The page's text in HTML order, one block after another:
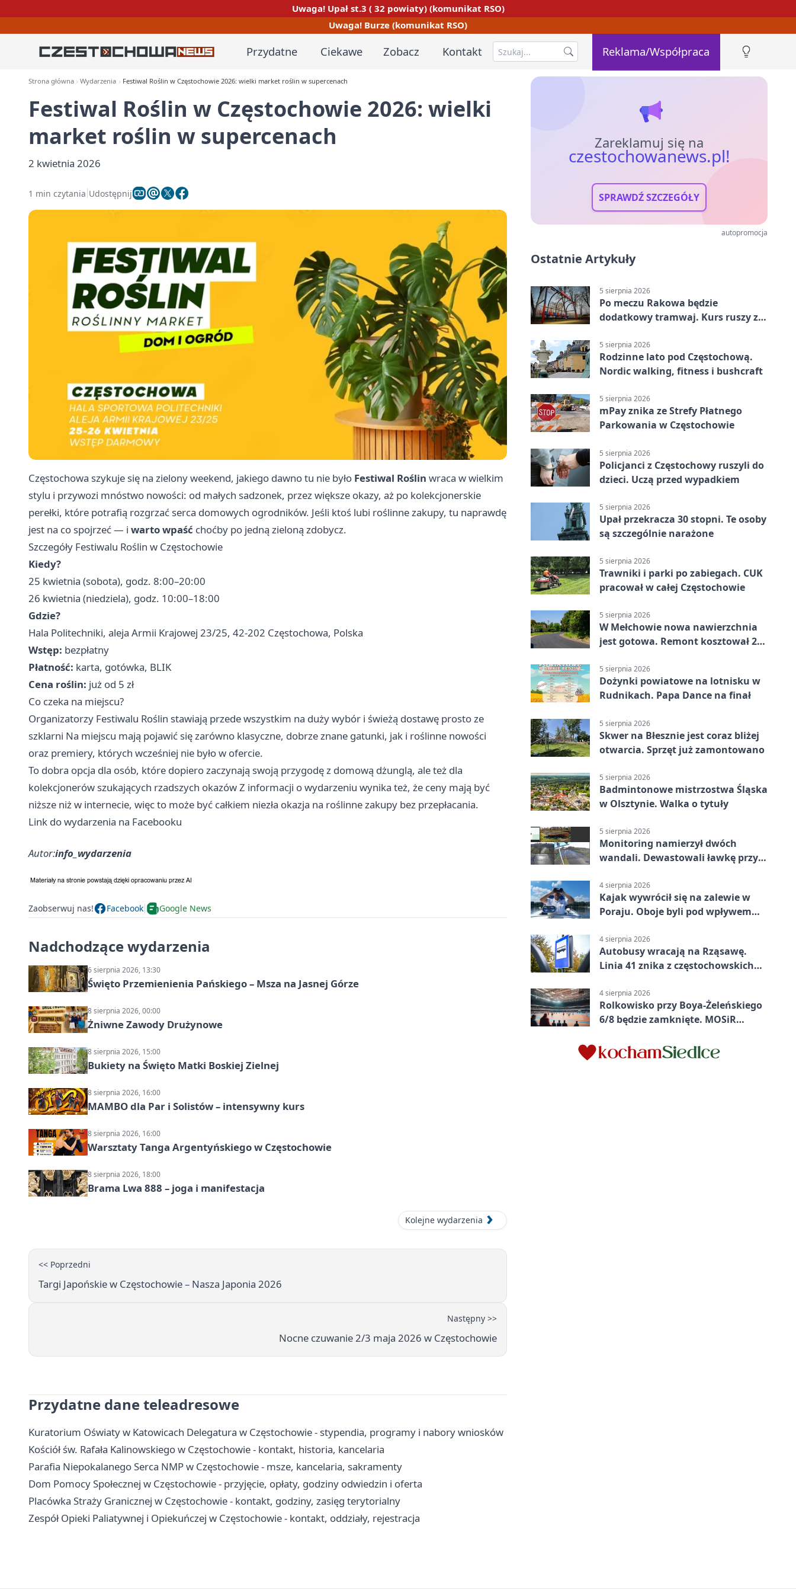
Uwaga! Upał st.3 ( 32 powiaty) (komunikat RSO)
Uwaga! Burze (komunikat RSO)
Przydatne Ciekawe Zobacz Kontakt Reklama/Współpraca
Strona główna Wydarzenia Festiwal Roślin w Częstochowie 2026: wielki market roślin w supercenach
Festiwal Roślin w Częstochowie 2026: wielki
market roślin w supercenach
2 kwietnia 2026
1 min czytania Udostępnij
Częstochowa szykuje się na zielony weekend, jakiego dawno tu nie było Festiwal Roślin wraca w wielkim
stylu i przywozi mnóstwo nowości: od małych sadzonek, przez większe okazy, aż po kolekcjonerskie
perełki, które potrafią rozgrzać serca domowych ogrodników. Jeśli ktoś lubi roślinne zakupy, tu naprawdę
jest na co spojrzeć — i warto wpaść choćby po jedną zieloną zdobycz.
Szczegóły Festiwalu Roślin w Częstochowie
Kiedy?
25 kwietnia (sobota), godz. 8:00–20:00
26 kwietnia (niedziela), godz. 10:00–18:00
Gdzie?
Hala Politechniki, aleja Armii Krajowej 23/25, 42-202 Częstochowa, Polska
Wstęp: bezpłatny
Płatność: karta, gotówka, BLIK
Cena roślin: już od 5 zł
Co czeka na miejscu?
Organizatorzy Festiwalu Roślin stawiają przede wszystkim na duży wybór i świeżą dostawę prosto ze
szklarni Na miejscu mają pojawić się zarówno klasyczne, dobrze znane gatunki, jak i roślinne nowości
oraz premiery, których wcześniej nie było w ofercie.
To dobra opcja dla osób, które dopiero zaczynają swoją przygodę z domową dżunglą, ale też dla
kolekcjonerów szukających rzadszych okazów Z informacji o wydarzeniu wynika też, że ceny mają być
niższe niż w internecie, więc to może być całkiem niezła okazja na roślinne zakupy bez przepłacania.
Link do wydarzenia na Facebooku
Autor:info_wydarzenia
Zaobserwuj nas! Facebook Google News
Nadchodzące wydarzenia
6 sierpnia 2026, 13:30
Święto Przemienienia Pańskiego – Msza na Jasnej Górze
8 sierpnia 2026, 00:00
Żniwne Zawody Drużynowe
8 sierpnia 2026, 15:00
Bukiety na Święto Matki Boskiej Zielnej
8 sierpnia 2026, 16:00
MAMBO dla Par i Solistów – intensywny kurs
8 sierpnia 2026, 16:00
Warsztaty Tanga Argentyńskiego w Częstochowie
8 sierpnia 2026, 18:00
Brama Lwa 888 – joga i manifestacja
Kolejne wydarzenia
<< Poprzedni
Targi Japońskie w Częstochowie – Nasza Japonia 2026
Następny >>
Nocne czuwanie 2/3 maja 2026 w Częstochowie
Przydatne dane teleadresowe
Kuratorium Oświaty w Katowicach Delegatura w Częstochowie - stypendia, programy i nabory wniosków
Kościół św. Rafała Kalinowskiego w Częstochowie - kontakt, historia, kancelaria
Parafia Niepokalanego Serca NMP w Częstochowie - msze, kancelaria, sakramenty
Dom Pomocy Społecznej w Częstochowie - przyjęcie, opłaty, godziny odwiedzin i oferta
Placówka Straży Granicznej w Częstochowie - kontakt, godziny, zasięg terytorialny
Zespół Opieki Paliatywnej i Opiekuńczej w Częstochowie - kontakt, oddziały, rejestracja
Zareklamuj się na
czestochowanews.pl!
SPRAWDŹ SZCZEGÓŁY
autopromocja
Ostatnie Artykuły
5 sierpnia 2026
Po meczu Rakowa będzie
dodatkowy tramwaj. Kurs ruszy ze
5 sierpnia 2026
Rodzinne lato pod Częstochową.
Nordic walking, fitness i bushcraft
5 sierpnia 2026
mPay znika ze Strefy Płatnego
Parkowania w Częstochowie
5 sierpnia 2026
Policjanci z Częstochowy ruszyli do
dzieci. Uczą przed wypadkiem
5 sierpnia 2026
Upał przekracza 30 stopni. Te osoby
są szczególnie narażone
5 sierpnia 2026
Trawniki i parki po zabiegach. CUK
pracował w całej Częstochowie
5 sierpnia 2026
W Mełchowie nowa nawierzchnia
jest gotowa. Remont kosztował 222
5 sierpnia 2026
Dożynki powiatowe na lotnisku w
Rudnikach. Papa Dance na finał
5 sierpnia 2026
Skwer na Błesznie jest coraz bliżej
otwarcia. Sprzęt już zamontowano
5 sierpnia 2026
Badmintonowe mistrzostwa Śląska
w Olsztynie. Walka o tytuły
5 sierpnia 2026
Monitoring namierzył dwóch
wandali. Dewastowali ławkę przy
4 sierpnia 2026
Kajak wywrócił się na zalewie w
Poraju. Oboje byli pod wpływem
4 sierpnia 2026
Autobusy wracają na Rząsawę.
Linia 41 znika z częstochowskich
4 sierpnia 2026
Rolkowisko przy Boya-Żeleńskiego
6/8 będzie zamknięte. MOSiR